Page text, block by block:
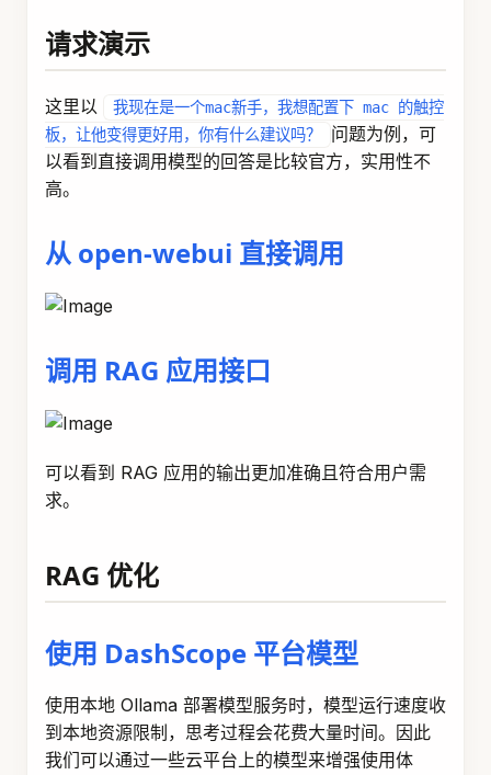
请求演示
这里以
我现在是一个mac新手，我想配置下 mac 的触控
板，让他变得更好用，你有什么建议吗？
问题为例，可
以看到直接调用模型的回答是比较官方，实用性不
高。
从 open-webui 直接调用
调用 RAG 应用接口
可以看到 RAG 应用的输出更加准确且符合用户需
求。
RAG 优化
使用 DashScope 平台模型
使用本地 Ollama 部署模型服务时，模型运行速度收
到本地资源限制，思考过程会花费大量时间。因此
我们可以通过一些云平台上的模型来增强使用体